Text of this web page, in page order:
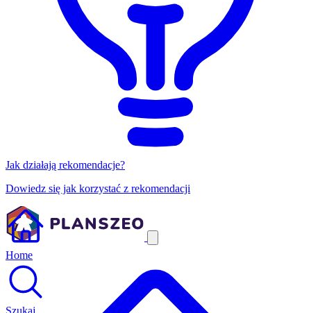
Jak działają rekomendacje?
Dowiedz się jak korzystać z rekomendacji
Home
Szukaj